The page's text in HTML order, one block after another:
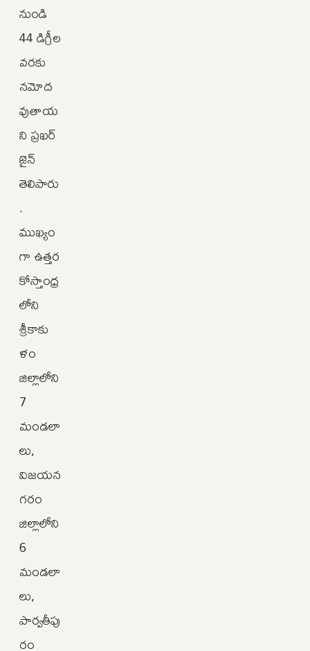
నుండి
44 డిగ్రీల
వరకు
నమోద
వుతాయ
ని ప్రఖర్‌
జైన్‌
తెలిపారు
.
ముఖ్యం
గా ఉత్తర
కోస్తాంధ్ర
లోని
శ్రీకాకు
ళం
జిల్లాలోని
7
మండలా
లు,
విజయన
గరం
జిల్లాలోని
6
మండలా
లు,
పార్వతీపు
రం